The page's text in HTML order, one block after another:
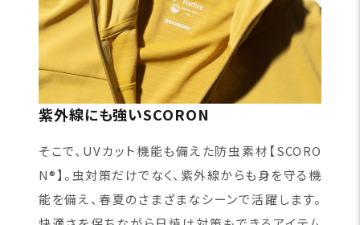
紫外線にも強いSCORON
そこで、UVカット機能も備えた防虫素材【SCORO
N®】。虫対策だけでなく、紫外線からも身を守る機
能を備え、春夏のさまざまなシーンで活躍します。